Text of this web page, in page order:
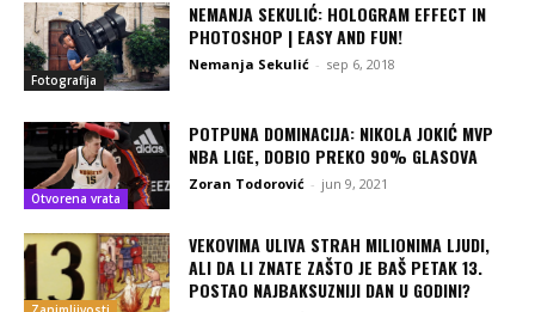
Fotografija
NEMANJA SEKULIĆ: HOLOGRAM EFFECT IN
PHOTOSHOP | EASY AND FUN!
Nemanja Sekulić - sep 6, 2018
Otvorena vrata
POTPUNA DOMINACIJA: NIKOLA JOKIĆ MVP
NBA LIGE, DOBIO PREKO 90% GLASOVA
Zoran Todorović - jun 9, 2021
VEKOVIMA ULIVA STRAH MILIONIMA LJUDI,
ALI DA LI ZNATE ZAŠTO JE BAŠ PETAK 13.
POSTAO NAJBAKSUZNIJI DAN U GODINI?